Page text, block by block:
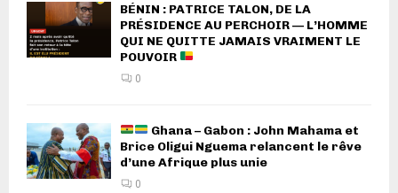
BÉNIN : PATRICE TALON, DE LA
PRÉSIDENCE AU PERCHOIR — L’HOMME
QUI NE QUITTE JAMAIS VRAIMENT LE
POUVOIR
0
Ghana – Gabon : John Mahama et
Brice Oligui Nguema relancent le rêve
d’une Afrique plus unie
0